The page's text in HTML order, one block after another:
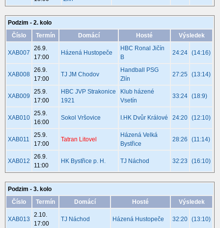
Podzim - 2. kolo
Číslo
Termín Domácí Hosté Výsledek
XAB007
26.9.
17:00
Házená Hustopeče
HBC Ronal Jičín
B
24:24 (14:16)
XAB008
26.9.
17:00
TJ JM Chodov
Handball PSG
Zlín
27:25 (13:14)
XAB009
25.9.
17:00
HBC JVP Strakonice
1921
Klub házené
Vsetín
33:24 (18:9)
XAB010
25.9.
16:00
Sokol Vršovice I.HK Dvůr Králové 24:20 (12:10)
XAB011
25.9.
17:00
Tatran Litovel
Házená Velká
Bystřice
28:26 (11:14)
XAB012
26.9.
11:00
HK Bystřice p. H. TJ Náchod 32:23 (16:10)
Podzim - 3. kolo
Číslo
Termín Domácí Hosté Výsledek
XAB013
2.10.
17:00
TJ Náchod Házená Hustopeče 32:20 (13:10)